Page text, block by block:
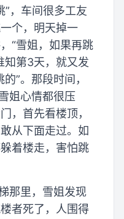
”，车间很多工友
个，明天掉一
“雪姐，如果再跳
知第3天，就又发
”。那段时间，
姐心情都很压
，首先看楼顶，
从下面走过。如
着楼走，害怕跳
那里，雪姐发现
者死了，人围得